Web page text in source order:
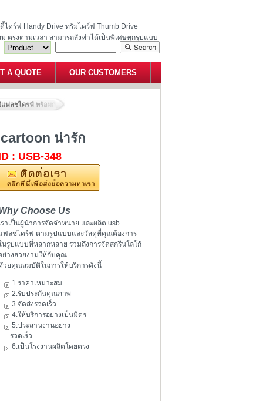
ดร์ฟ Handy Drive ทรัมไดร์ฟ Thumb Drive
ตรงตามเวลา สามารถสั่งทำได้เป็นพิเศษทุกรูปแบบ
A QUOTE OUR CUSTOMERS
แฟลชไดรฟ์ พร้อมกล่อง แฟลชไดร์ฟ cartoon น่ารัก
น่ารัก
: USB-348
Choose Us
ราเป็นผู้นำการจัดจำหน่าย และผลิต usb
ฟลชไดร์ฟ ตามรูปแบบและวัสดุที่คุณต้องการ
นรูปแบบที่หลากหลาย รวมถึงการจัดสกรีนโลโก้
ย่างสวยงามให้กับคุณ
วยคุณสมบัติในการให้บริการดังนี้
1.ราคาเหมาะสม
2.รับประกันคุณภาพ
3.จัดส่งรวดเร็ว
4.ให้บริการอย่างเป็นมิตร
5.ประสานงานอย่าง
รวดเร็ว
6.เป็นโรงงานผลิตโดยตรง